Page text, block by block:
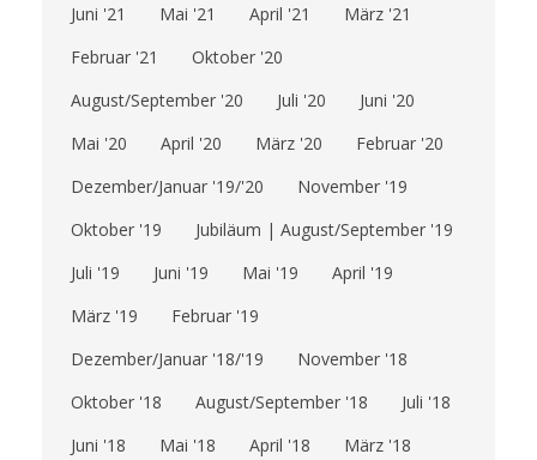
Juni '21
Mai '21 April '21
März '21
Februar '21
Oktober '20
August/September '20
Juli '20
Juni '20
Mai '20
April '20 März '20
Februar '20
Dezember/Januar '19/'20
November '19
Oktober '19
Jubiläum | August/September '19
Juli '19
Juni '19 Mai '19
April '19
März '19
Februar '19
Dezember/Januar '18/'19
November '18
Oktober '18
August/September '18
Juli '18
Juni '18
Mai '18 April '18
März '18